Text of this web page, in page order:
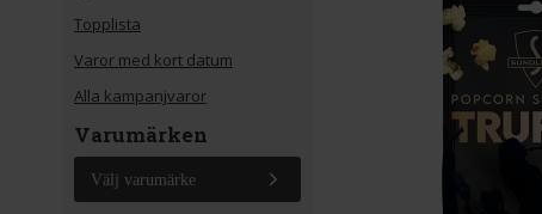
Topplista
Varor med kort datum
Alla kampanjvaror
Varumärken
Välj varumärke